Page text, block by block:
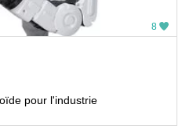
8
pour l'industrie